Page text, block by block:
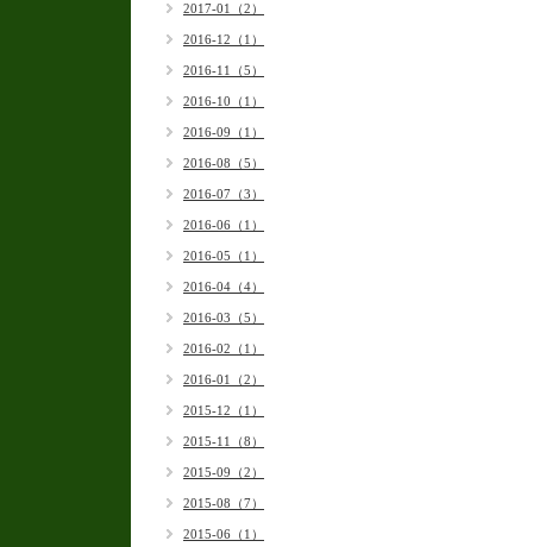
2017-01（2）
2016-12（1）
2016-11（5）
2016-10（1）
2016-09（1）
2016-08（5）
2016-07（3）
2016-06（1）
2016-05（1）
2016-04（4）
2016-03（5）
2016-02（1）
2016-01（2）
2015-12（1）
2015-11（8）
2015-09（2）
2015-08（7）
2015-06（1）